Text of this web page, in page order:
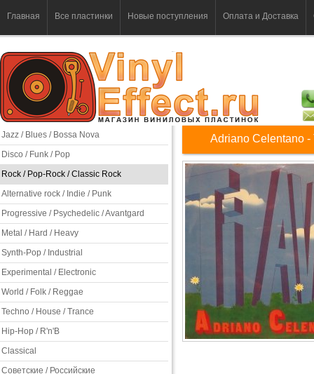
Главная Все пластинки Новые поступления Оплата и Доставка
Jazz / Blues / Bossa Nova
Disco / Funk / Pop
Rock / Pop-Rock / Classic Rock
Alternative rock / Indie / Punk
Progressive / Psychedelic / Avantgard
Metal / Hard / Heavy
Synth-Pop / Industrial
Experimental / Electronic
World / Folk / Reggae
Techno / House / Trance
Hip-Hop / R'n'B
Classical
Советские / Российские
Adriano Celentano -